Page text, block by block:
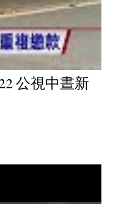
公視中晝新